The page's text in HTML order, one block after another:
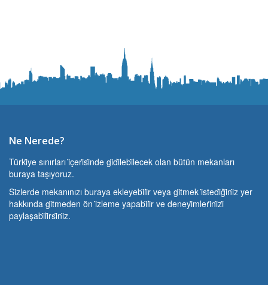
Ne Nerede?
Türki̇ye sınırları i̇çeri̇si̇nde gi̇di̇lebi̇lecek olan bütün mekanları
buraya taşıyoruz.
Si̇zlerde mekanınızı buraya ekleyebi̇li̇r veya gi̇tmek i̇stedi̇ği̇ni̇z yer
hakkında gi̇tmeden ön i̇zleme yapabi̇li̇r ve deneyi̇mleri̇ni̇zi̇
paylaşabi̇li̇rsi̇ni̇z.